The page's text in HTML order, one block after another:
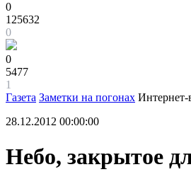
0
125632
0
0
5477
1
Газета Заметки на погонах Интернет-
28.12.2012 00:00:00
Небо, закрытое